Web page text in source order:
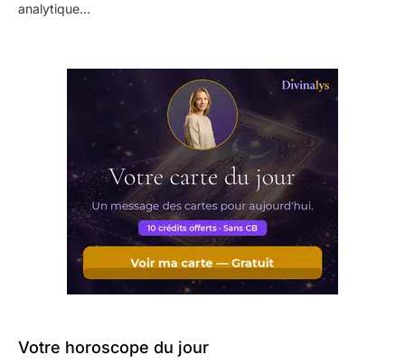
analytique…
Votre horoscope du jour